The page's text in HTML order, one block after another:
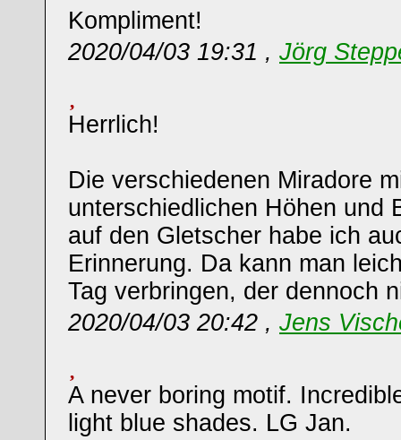
Kompliment!
2020/04/03 19:31 , Jörg
Herrlich!
Die verschiedenen Miradore
unterschiedlichen Höhen und
auf den Gletscher habe ich
Erinnerung. Da kann man
Tag verbringen, der dennoch
2020/04/03 20:42 , Jens
A never boring motif.
light blue shades. LG Jan.